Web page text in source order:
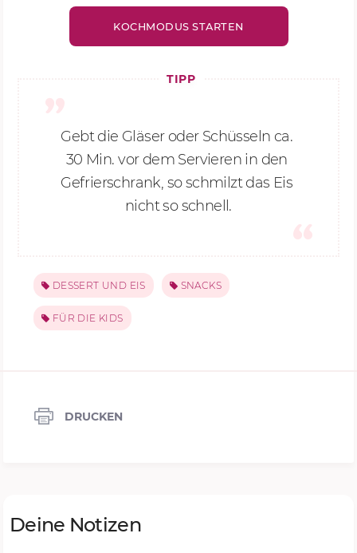
KOCHMODUS STARTEN
TIPP
30 Min. vor dem Servieren in den
Gefrierschrank, so schmilzt das Eis
nicht so schnell.
DESSERT UND EIS SNACKS
FÜR DIE KIDS
DRUCKEN
Deine Notizen